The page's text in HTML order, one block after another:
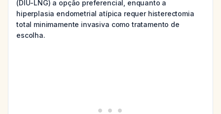
(DIU-LNG) a opção preferencial, enquanto a
hiperplasia endometrial atípica requer histerectomia
total minimamente invasiva como tratamento de
escolha.